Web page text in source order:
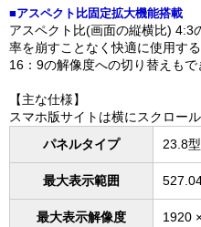
■アスペクト比固定拡大機能搭載
アスペクト比(画面の縦横比) 4:3
率を崩すことなく快適に使用する
16：9の解像度への切り替えもで
【主な仕様】
スマホ版サイトは横にスクロー
パネルタイプ
23.8
最大表示範囲
最大表示解像度 1920